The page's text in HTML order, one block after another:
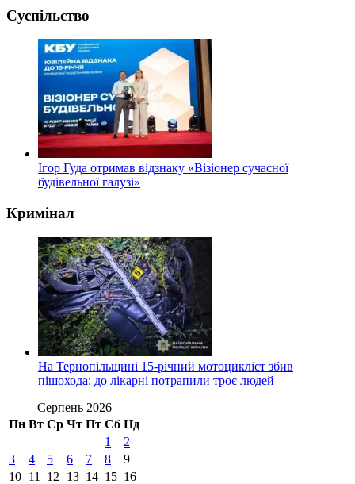
Суспільство
Ігор Гуда отримав відзнаку «Візіонер сучасної
будівельної галузі»
Кримінал
На Тернопільщині 15-річний мотоцикліст збив
пішохода: до лікарні потрапили троє людей
Серпень 2026
Пн Вт Ср Чт Пт Сб Нд
1
2
3
4 5 6 7 8
9
10 11 12 13 14 15 16